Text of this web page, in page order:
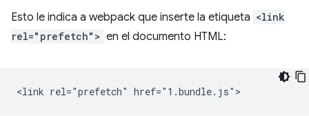
Esto le indica a webpack que inserte la etiqueta <link
rel="prefetch"> en el documento HTML: